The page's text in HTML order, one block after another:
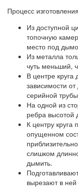
Процесс
Из доступной
топочную
место под
Из металла
чуть меньший,
В центре
зависимости
серийной
На одной из
ребра высотой
К центру круга
опущенном
слишком
дымить.
вырезают в